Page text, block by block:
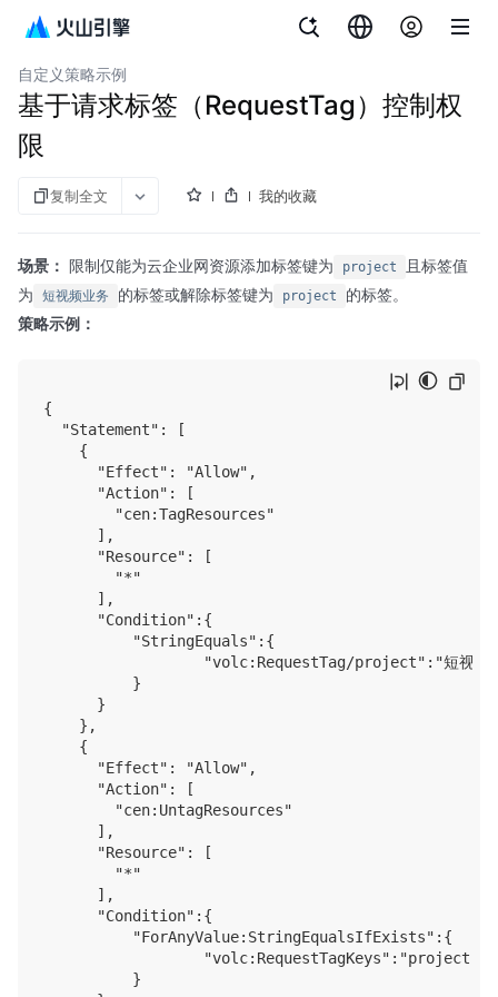
访问控制
自定义策略示例
基于请求标签（RequestTag）控制权
限
复制全文 我的收藏
场景： 限制仅能为云企业网资源添加标签键为 project
且标签值
为
短视频业务 的标签或解除标签键为 project
的标签。
策略示例：
{
  "Statement": [
    {
      "Effect": "Allow",
      "Action": [
        "cen:TagResources"
      ],
      "Resource": [
        "*"
      ],
      "Condition":{
          "StringEquals":{
"volc:RequestTag/project":"短视频
          }
    {
      "Effect": "Allow",
      "Action": [
        "cen:UntagResources"
      ],
      "Resource": [
        "*"
      ],
      "Condition":{
          "ForAnyValue:StringEqualsIfExists":{
                  "volc:RequestTagKeys":"project"
          }